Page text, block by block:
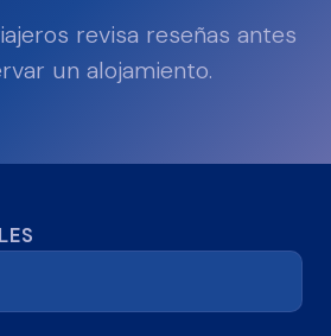
revisa reseñas antes
un alojamiento.
reseñas